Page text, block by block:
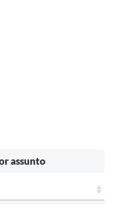
assunto